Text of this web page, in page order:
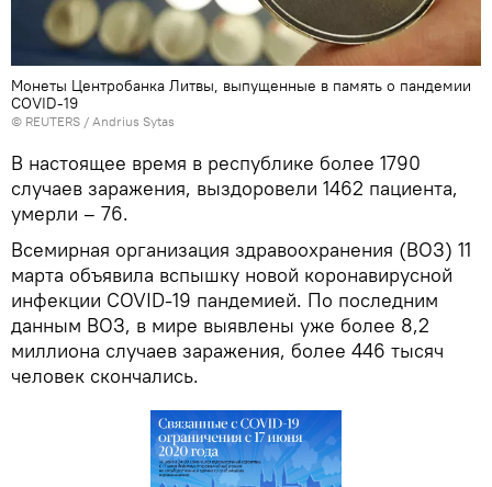
Монеты Центробанка Литвы, выпущенные в память о пандемии
COVID-19
© REUTERS / Andrius Sytas
В настоящее время в республике более 1790
случаев заражения, выздоровели 1462 пациента,
умерли – 76.
Всемирная организация здравоохранения (ВОЗ) 11
марта объявила вспышку новой коронавирусной
инфекции COVID-19 пандемией. По последним
данным ВОЗ, в мире выявлены уже более 8,2
миллиона случаев заражения, более 446 тысяч
человек скончались.